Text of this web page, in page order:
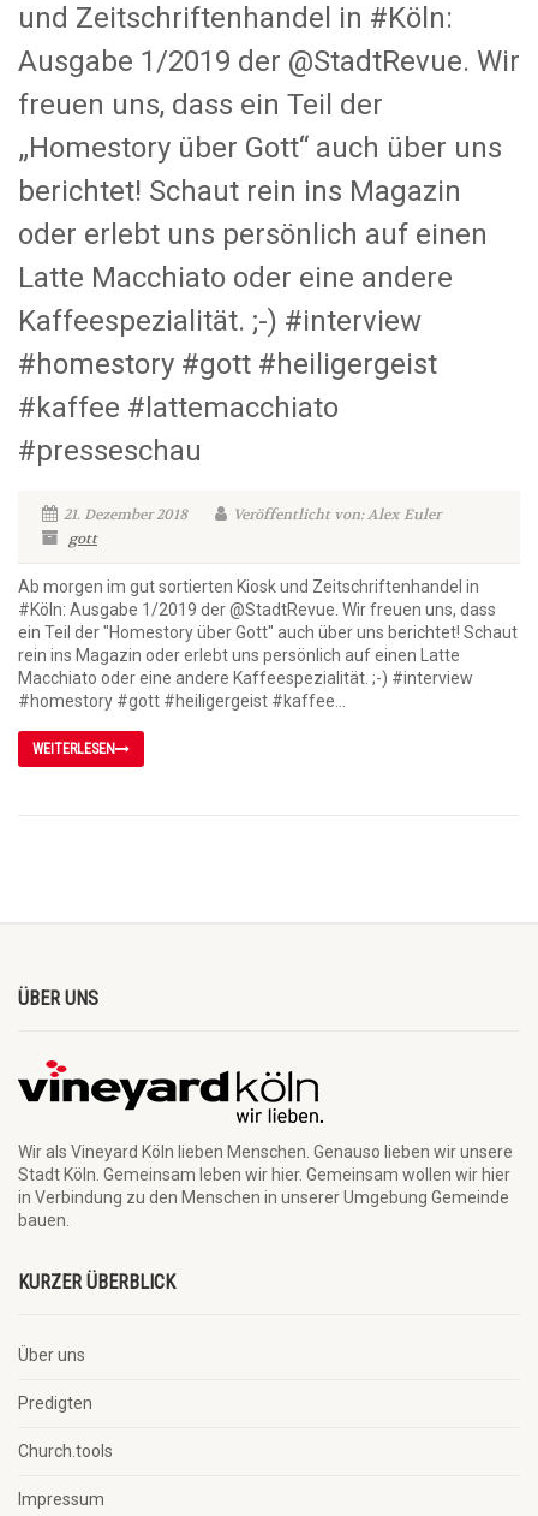
und Zeitschriftenhandel in #Köln:
Ausgabe 1/2019 der @StadtRevue. Wir
freuen uns, dass ein Teil der
„Homestory über Gott“ auch über uns
berichtet! Schaut rein ins Magazin
oder erlebt uns persönlich auf einen
Latte Macchiato oder eine andere
Kaffeespezialität. ;-) #interview
#homestory #gott #heiligergeist
#kaffee #lattemacchiato
#presseschau
21. Dezember 2018
Veröffentlicht von: Alex Euler
gott
Ab morgen im gut sortierten Kiosk und Zeitschriftenhandel in
#Köln: Ausgabe 1/2019 der @StadtRevue. Wir freuen uns, dass
ein Teil der "Homestory über Gott" auch über uns berichtet! Schaut
rein ins Magazin oder erlebt uns persönlich auf einen Latte
Macchiato oder eine andere Kaffeespezialität. ;-) #interview
#homestory #gott #heiligergeist #kaffee...
WEITERLESEN
ÜBER UNS
Wir als Vineyard Köln lieben Menschen. Genauso lieben wir unsere
Stadt Köln. Gemeinsam leben wir hier. Gemeinsam wollen wir hier
in Verbindung zu den Menschen in unserer Umgebung Gemeinde
bauen.
KURZER ÜBERBLICK
Über uns
Predigten
Church.tools
Impressum